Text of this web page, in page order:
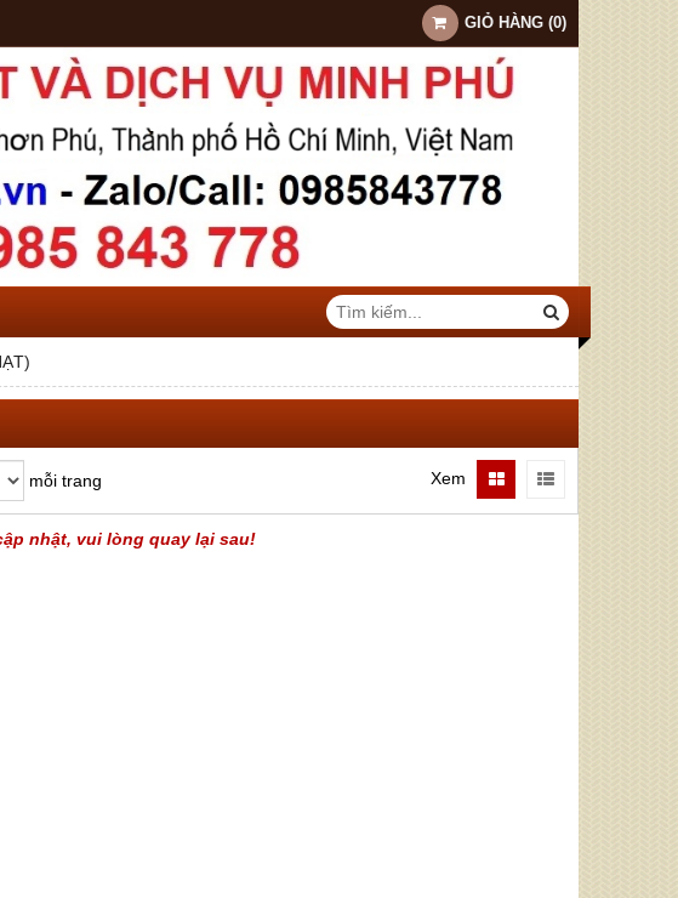
GIỎ HÀNG (0)
mỗi trang Xem
nhật, vui lòng quay lại sau!